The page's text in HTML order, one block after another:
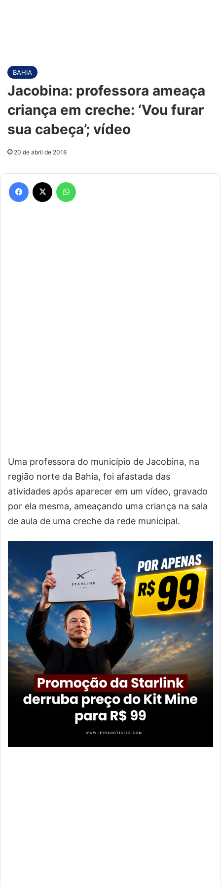
BAHIA
Jacobina: professora ameaça
criança em creche: ‘Vou furar
sua cabeça’; vídeo
20 de abril de 2018
Uma professora do município de Jacobina, na
região norte da Bahia, foi afastada das
atividades após aparecer em um vídeo, gravado
por ela mesma, ameaçando uma criança na sala
de aula de uma creche da rede municipal.